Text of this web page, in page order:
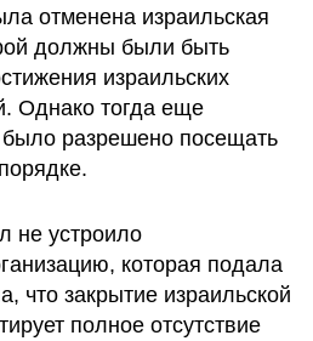
отменена израильская
должны были быть
израильских
Однако тогда еще
разрешено посещать
не устроило
которая подала
что закрытие израильской
полное отсутствие